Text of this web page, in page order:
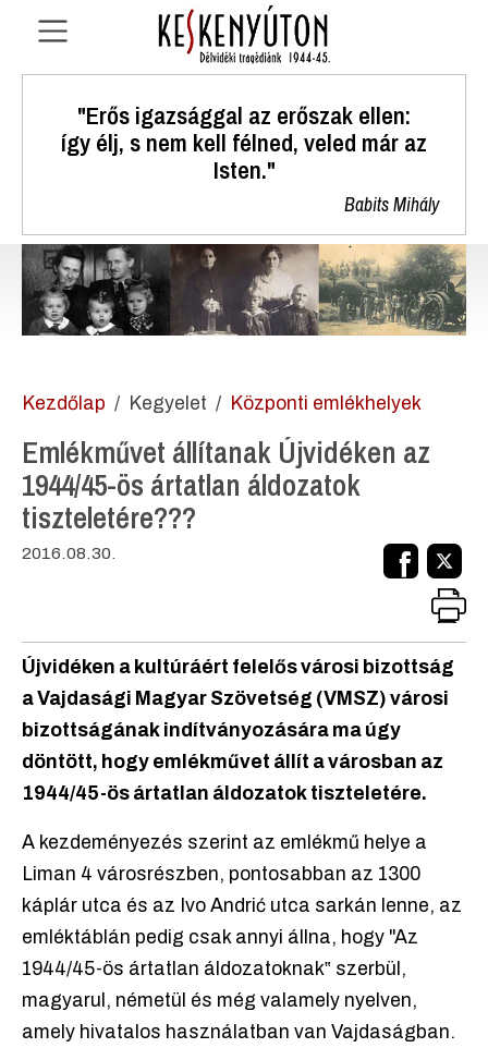
"Erős igazsággal az erőszak ellen:
így élj, s nem kell félned, veled már az
Isten."
Babits Mihály
Kezdőlap Kegyelet Központi emlékhelyek
Emlékművet állítanak Újvidéken az
1944/45-ös ártatlan áldozatok
tiszteletére???
2016.08.30.
Újvidéken a kultúráért felelős városi bizottság
a Vajdasági Magyar Szövetség (VMSZ) városi
bizottságának indítványozására ma úgy
döntött, hogy emlékművet állít a városban az
1944/45-ös ártatlan áldozatok tiszteletére.
A kezdeményezés szerint az emlékmű helye a
Liman 4 városrészben, pontosabban az 1300
káplár utca és az Ivo Andrić utca sarkán lenne, az
emléktáblán pedig csak annyi állna, hogy "Az
1944/45-ös ártatlan áldozatoknak‟ szerbül,
magyarul, németül és még valamely nyelven,
amely hivatalos használatban van Vajdaságban.